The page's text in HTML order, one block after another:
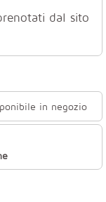
dal sito
in negozio